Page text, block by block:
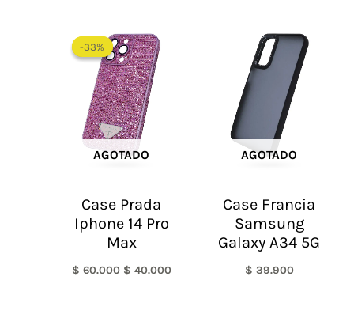
-33%
AGOTADO
-33%
Case Prada
Iphone 14 Pro
Max
$60.000
precio
original
era:
$ 60.000.
$ 40.000
AGOTADO
Case Francia
Samsung
Galaxy A34 5G
$ 39.900